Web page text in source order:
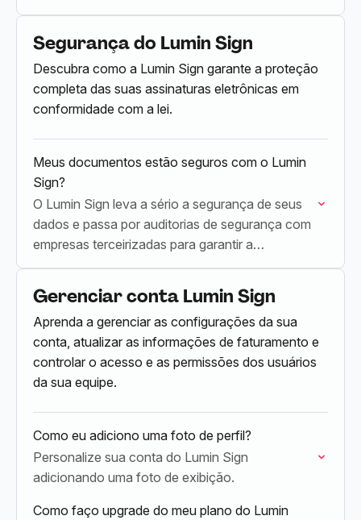
no Lumin Sign.
Segurança do Lumin Sign
Descubra como a Lumin Sign garante a proteção
completa das suas assinaturas eletrônicas em
conformidade com a lei.
Meus documentos estão seguros com o Lumin
Sign?
O Lumin Sign leva a sério a segurança de seus
dados e passa por auditorias de segurança com
empresas terceirizadas para garantir a
segurança do nosso serviço.
Gerenciar conta Lumin Sign
Aprenda a gerenciar as configurações da sua
conta, atualizar as informações de faturamento e
controlar o acesso e as permissões dos usuários
da sua equipe.
Como eu adiciono uma foto de perfil?
Personalize sua conta do Lumin Sign
adicionando uma foto de exibição.
Como faço upgrade do meu plano do Lumin